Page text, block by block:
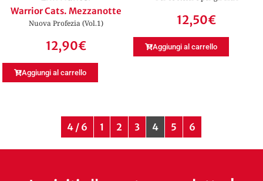
Warrior Cats. Mezzanotte
Nuova Profezia (Vol.1)
12,90€
Aggiungi al carrello
12,50€
Aggiungi al carrello
4 / 6 1 2 3 4 5 6